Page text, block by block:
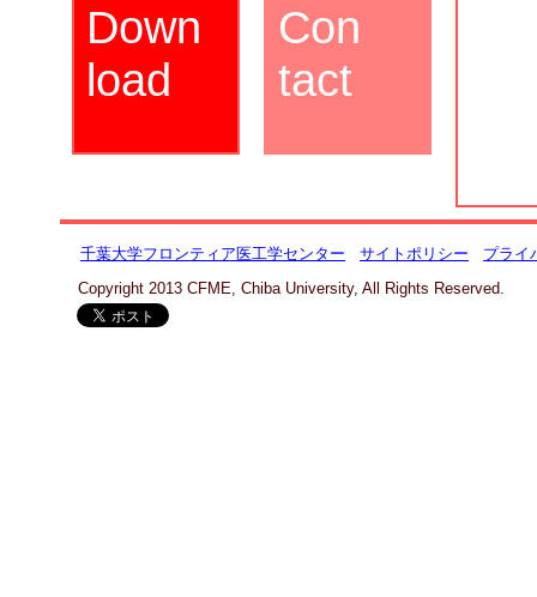
Down
load
Con
tact
千葉大学フロンティア医工学センター サイトポリシー
プライ
Copyright 2013 CFME, Chiba University, All Rights Reserved.